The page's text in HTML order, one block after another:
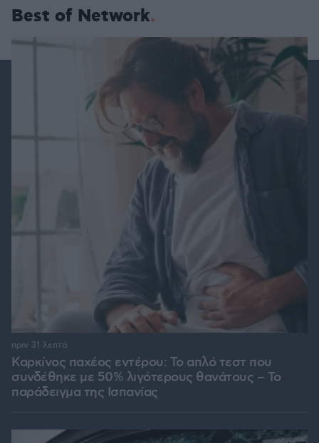
Best of Network
Καρκίνος παχέος εντέρου: Το απλό τεστ που
συνδέθηκε με 50% λιγότερους θανάτους – Το
παράδειγμα της Ισπανίας
πριν 31 λεπτά